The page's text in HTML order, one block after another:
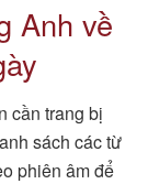
Anh về
cần trang bị
sách các từ
phiên âm để